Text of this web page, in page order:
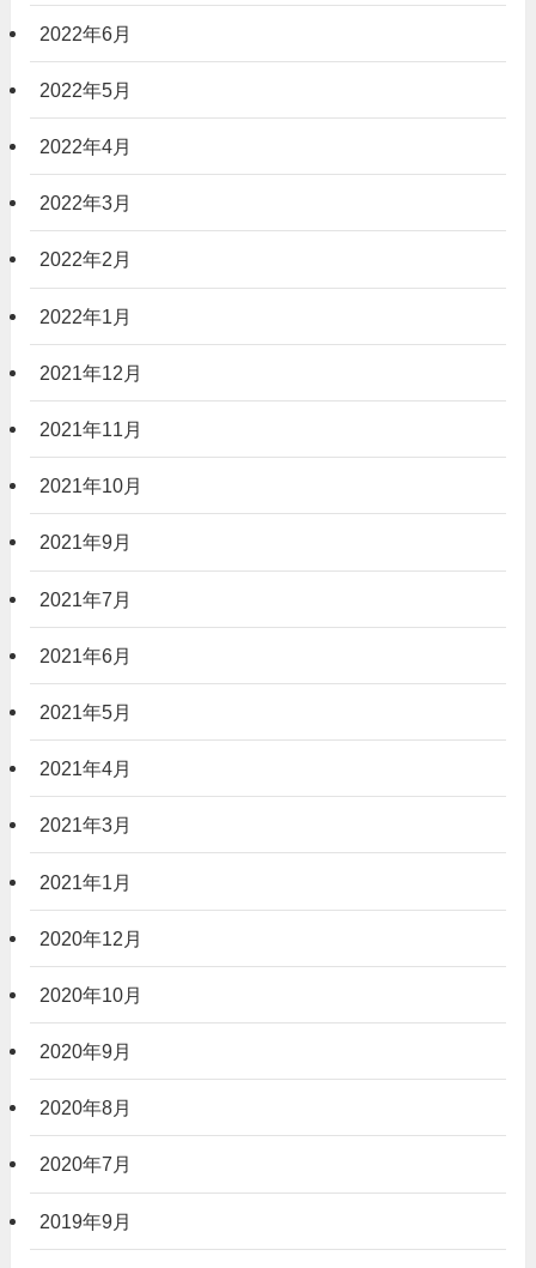
2022年6月
2022年5月
2022年4月
2022年3月
2022年2月
2022年1月
2021年12月
2021年11月
2021年10月
2021年9月
2021年7月
2021年6月
2021年5月
2021年4月
2021年3月
2021年1月
2020年12月
2020年10月
2020年9月
2020年8月
2020年7月
2019年9月